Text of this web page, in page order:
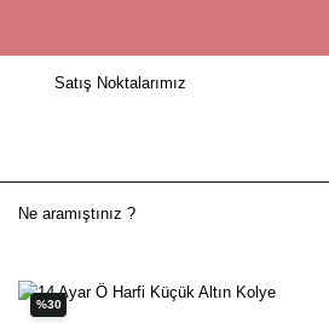
Satış Noktalarımız
%30